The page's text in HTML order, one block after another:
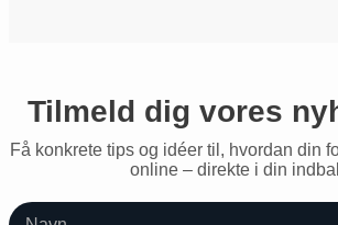
Tilmeld dig vores
Få konkrete tips og idéer til, hvordan din
online – direkte i din